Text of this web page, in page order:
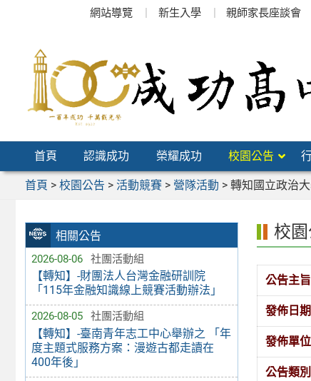
網站導覽 新生入學 親師家長座談會
首頁 認識成功 榮耀成功 校園公告
首頁 > 校園公告 > 活動競賽> 營隊活動 > 轉知國立政治
相關公告
2026-08-06 社團活動組
【轉知】-財團法人台灣金融研訓院
「115年金融知識線上競賽活動辦法」
2026-08-05 社團活動組
【轉知】-臺南青年志工中心舉辦之 「年
度主題式服務方案：漫遊古都走讀在
400年後」
校
公告主旨
發佈日期
發佈單位
公告類別